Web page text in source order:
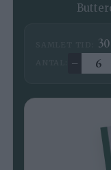
30
Ændre antal
–